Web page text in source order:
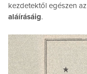
kezdetektől egészen az
aláírásáig.